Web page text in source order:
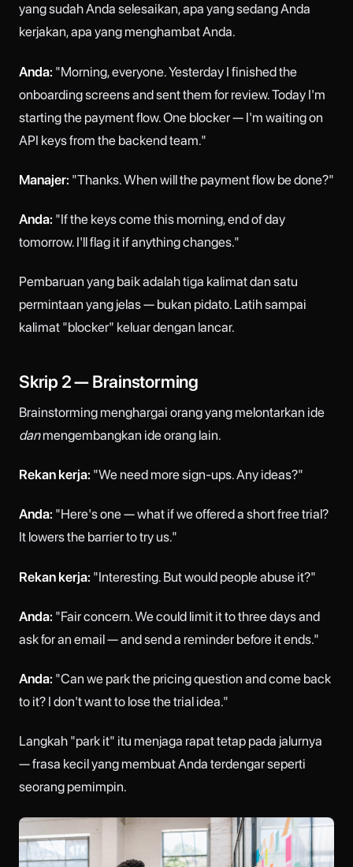
yang sudah Anda selesaikan, apa yang sedang Anda
kerjakan, apa yang menghambat Anda.
Anda: "Morning, everyone. Yesterday I finished the
onboarding screens and sent them for review. Today I'm
starting the payment flow. One blocker — I'm waiting on
API keys from the backend team."
Manajer: "Thanks. When will the payment flow be done?"
Anda: "If the keys come this morning, end of day
tomorrow. I'll flag it if anything changes."
Pembaruan yang baik adalah tiga kalimat dan satu
permintaan yang jelas — bukan pidato. Latih sampai
kalimat "blocker" keluar dengan lancar.
Skrip 2 — Brainstorming
Brainstorming menghargai orang yang melontarkan ide
danmengembangkan ide orang lain.
Rekan kerja: "We need more sign-ups. Any ideas?"
Anda: "Here's one — what if we offered a short free trial?
It lowers the barrier to try us."
Rekan kerja: "Interesting. But would people abuse it?"
Anda: "Fair concern. We could limit it to three days and
ask for an email — and send a reminder before it ends."
Anda: "Can we park the pricing question and come back
to it? I don't want to lose the trial idea."
Langkah "park it" itu menjaga rapat tetap pada jalurnya
— frasa kecil yang membuat Anda terdengar seperti
seorang pemimpin.